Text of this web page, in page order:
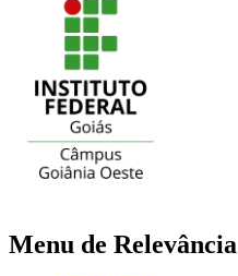
Menu de Relevância